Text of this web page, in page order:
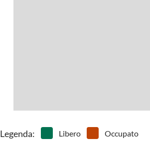
Legenda: Libero Occupato